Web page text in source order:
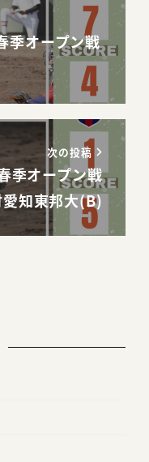
季オープン戦
次の投稿
季オープン戦
知東邦大(B)